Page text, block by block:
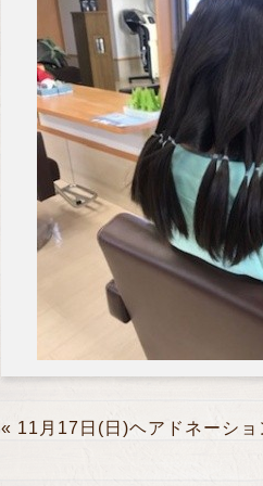
« 11月17日(日)ヘアドネーショ